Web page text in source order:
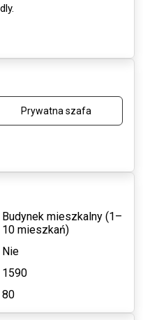
Prywatna szafa
Budynek mieszkalny (1–
10 mieszkań)
Nie
1590
80